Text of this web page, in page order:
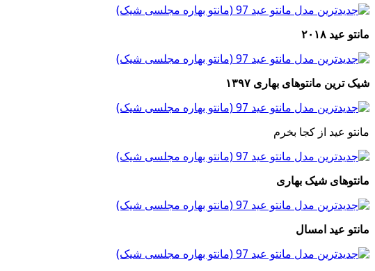
مانتو عید ۲۰۱۸
شیک ترین مانتوهای بهاری ۱۳۹۷
مانتو عید از کجا بخرم
مانتوهای شیک بهاری
مانتو عید امسال